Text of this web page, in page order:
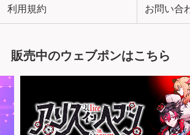
利用規約 お問い合
販売中のウェブポンはこちら